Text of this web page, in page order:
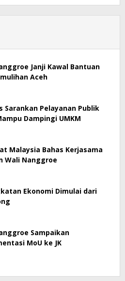
Janji Kawal Bantuan
Aceh
Sarankan Pelayanan Publik
Dampingi UMKM
Malaysia Bahas Kerjasama
Wali Nanggroe
Ekonomi Dimulai dari
Sampaikan
MoU ke JK